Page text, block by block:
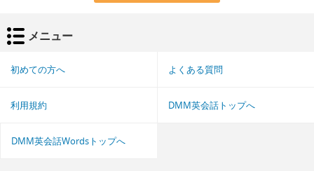
メニュー
初めての方へ よくある質問
利用規約 DMM英会話トップへ
DMM英会話Wordsトップへ